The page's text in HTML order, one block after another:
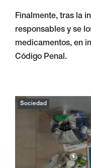
Finalmente, tras la
responsables y se
medicamentos, en
Código Penal.
Sociedad